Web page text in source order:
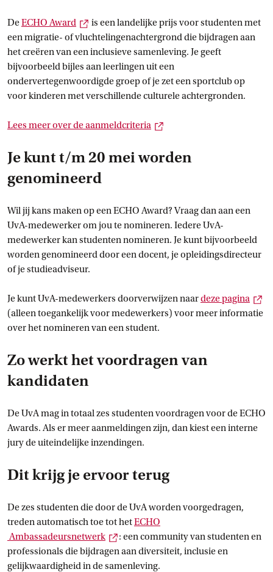
DeECHO Award Externe link
is een landelijke prijs voor studenten met
een migratie- of vluchtelingenachtergrond die bijdragen aan
het creëren van een inclusieve samenleving. Je geeft
bijvoorbeeld bijles aan leerlingen uit een
ondervertegenwoordigde groep of je zet een sportclub op
voor kinderen met verschillende culturele achtergronden.
Lees meer over de aanmeldcriteria
Je kunt t/m 20 mei worden
genomineerd
Wil jij kans maken op een ECHO Award? Vraag dan aan een
UvA-medewerker om jou te nomineren. Iedere UvA-
medewerker kan studenten nomineren. Je kunt bijvoorbeeld
worden genomineerd door een docent, je opleidingsdirecteur
of je studieadviseur.
Je kunt UvA-medewerkers doorverwijzen naardeze pagina
(alleen toegankelijk voor medewerkers) voor meer informatie
over het nomineren van een student.
Zo werkt het voordragen van
kandidaten
De UvA mag in totaal zes studenten voordragen voor de ECHO
Awards. Als er meer aanmeldingen zijn, dan kiest een interne
jury de uiteindelijke inzendingen.
Dit krijg je ervoor terug
De zes studenten die door de UvA worden voorgedragen,
treden automatisch toe tot hetECHO
Ambassadeursnetwerk
Externe link
: een community van studenten en
professionals die bijdragen aan diversiteit, inclusie en
gelijkwaardigheid in de samenleving.